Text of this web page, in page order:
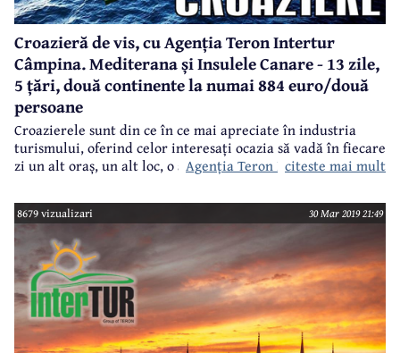
Croazieră de vis, cu Agenția Teron Intertur
Câmpina. Mediterana și Insulele Canare - 13 zile,
5 țări, două continente la numai 884 euro/două
persoane
Croazierele sunt din ce în ce mai apreciate în industria
turismului, oferind celor interesați ocazia să vadă în fiecare
zi un alt oraș, un alt loc, o altă țară, bucurându-se între
o promoție a companiei MSC Cruises, operator de nave de
croazieră,
Agenția Teron Intertur Câmpina
oferă o gamă largă de croaziere în Mediterana,
Caraibe, zona Orientului Mijlociu, una dintre cele mai bune
oferte fiind pentru o croazieră de vis prin Mediterana de
Vest și Insulele Canare pe parcursul a 13 zile, în care se va
poposi în 5 țări de pe două continente la un tarif imbatabil
- 884 euro/două persoane.
citeste mai mult
8679 vizualizari 30 Mar 2019 21:49